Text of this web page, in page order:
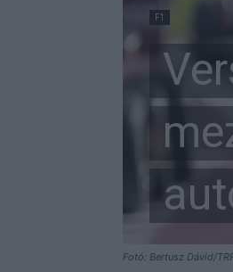
Fotó: Bertusz Dávid/
F1